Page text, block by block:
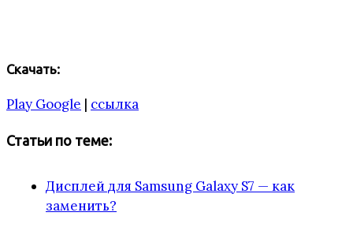
Скачать:
Play Google | ссылка
Статьи по теме:
Дисплей для Samsung Galaxy S7 — как
заменить?